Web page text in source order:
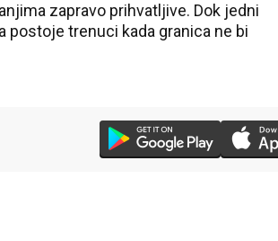
zapravo prihvatljive. Dok jedni
postoje trenuci kada granica ne bi
36 °C